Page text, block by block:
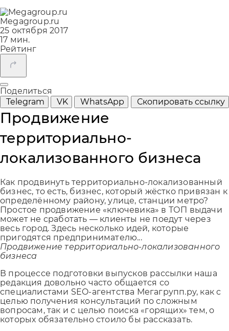
Megagroup.ru
25 октября 2017
17 мин.
Рейтинг
Поделиться
Telegram
VK WhatsApp Скопировать ссылку
Продвижение
территориально-
локализованного бизнеса
Как продвинуть территориально-локализованный
бизнес, то есть, бизнес, который жёстко привязан к
определённому району, улице, станции метро?
Простое продвижение «ключевика» в ТОП выдачи
может не сработать — клиенты не поедут через
весь город. Здесь несколько идей, которые
пригодятся предпринимателю...
Продвижение территориально-локализованного
бизнеса
В процессе подготовки выпусков рассылки наша
редакция довольно часто общается со
специалистами SEO-агентства Мегагрупп.ру, как с
целью получения консультаций по сложным
вопросам, так и с целью поиска «горящих» тем, о
которых обязательно стоило бы рассказать.